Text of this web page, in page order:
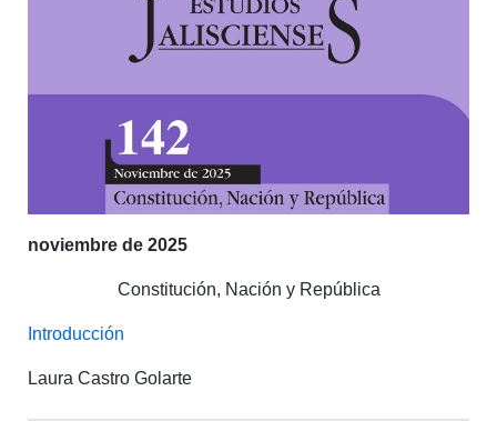
noviembre de 2025
Constitución, Nación y República
Introducción
Laura Castro Golarte